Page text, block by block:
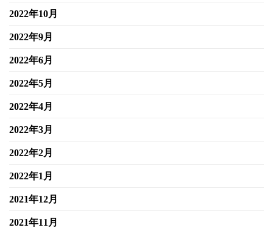
2022年10月
2022年9月
2022年6月
2022年5月
2022年4月
2022年3月
2022年2月
2022年1月
2021年12月
2021年11月